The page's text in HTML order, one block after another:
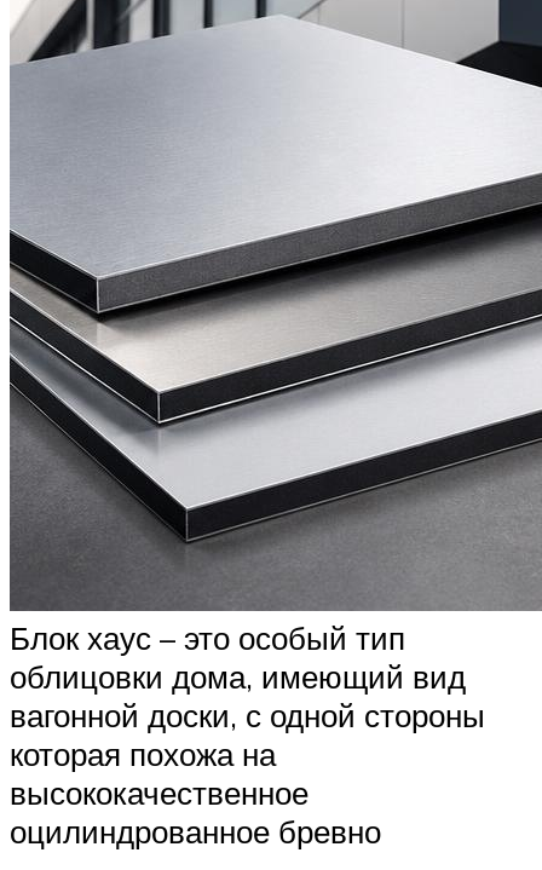
Блок хаус – это особый тип
облицовки дома, имеющий вид
вагонной доски, с одной стороны
которая похожа на
высококачественное
оцилиндрованное бревно